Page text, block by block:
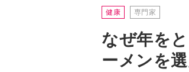
健康 専門家
なぜ年を
ーメンを